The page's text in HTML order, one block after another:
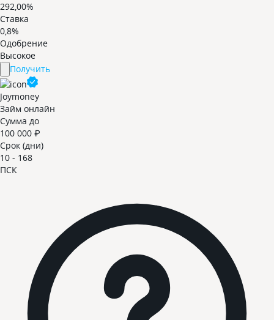
292,00%
Ставка
0,8%
Одобрение
Высокое
Получить
Joymoney
Займ онлайн
Сумма до
100 000 ₽
Срок (дни)
10 - 168
ПСК